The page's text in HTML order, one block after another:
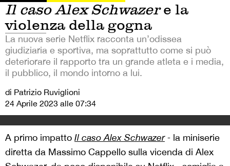
Il caso Alex Schwazere la
violenza della gogna
La nuova serie Netflix racconta un’odissea
giudiziaria e sportiva, ma soprattutto come si può
deteriorare il rapporto tra un grande atleta e i media,
il pubblico, il mondo intorno a lui.
di Patrizio Ruviglioni
24 Aprile 2023 alle 07:34
A primo impatto Il caso Alex Schwazer‒ la miniserie
diretta da Massimo Cappello sulla vicenda di Alex